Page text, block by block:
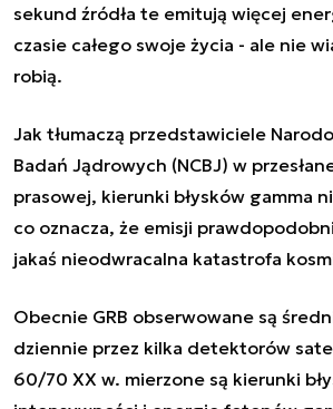
sekund źródła te emitują więcej
czasie całego swoje życia - ale nie
robią.
Jak tłumaczą przedstawiciele
Badań Jądrowych (NCBJ) w
prasowej, kierunki błysków gamma
co oznacza, że emisji
jakaś nieodwracalna katastrofa
Obecnie GRB obserwowane są
dziennie przez kilka detektorów
60/70 XX w. mierzone są kierunki